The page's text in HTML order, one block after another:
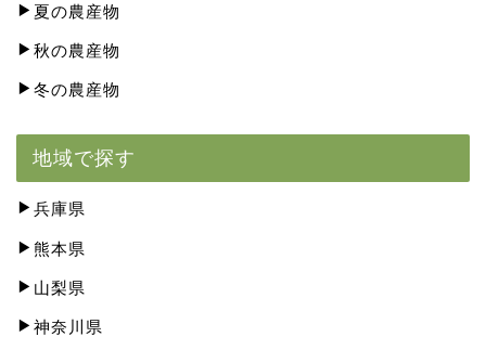
夏の農産物
秋の農産物
冬の農産物
地域で探す
兵庫県
熊本県
山梨県
神奈川県